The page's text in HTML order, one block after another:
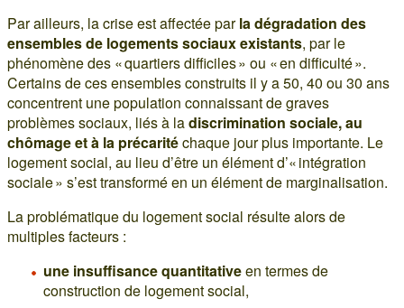
Par ailleurs, la crise est affectée parla dégradation des
ensembles de logements sociaux existants, par le
phénomène des « quartiers difficiles » ou « en difficulté ».
Certains de ces ensembles construits il y a 50, 40 ou 30 ans
concentrent une population connaissant de graves
problèmes sociaux, liés à ladiscrimination sociale, au
chômage et à la précaritéchaque jour plus importante. Le
logement social, au lieu d’être un élément d’« intégration
sociale » s’est transformé en un élément de marginalisation.
La problématique du logement social résulte alors de
multiples facteurs :
une insuffisance quantitativeen termes de
construction de logement social,